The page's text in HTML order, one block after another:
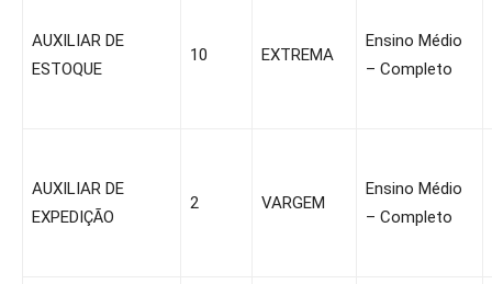
AUXILIAR DE
ESTOQUE
10 EXTREMA
Ensino Médio
– Completo
AUXILIAR DE
EXPEDIÇÃO
2 VARGEM
Ensino Médio
– Completo